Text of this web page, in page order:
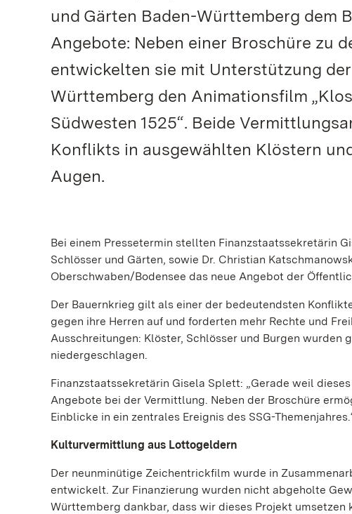
und Gärten Baden-Württemberg dem
Angebote: Neben einer Broschüre zu
entwickelten sie mit Unterstützung
Württemberg den Animationsfilm
Südwesten 1525“. Beide
Konflikts in ausgewählten Klöstern
Augen.
Bei einem Pressetermin stellten Finanzstaatssekretärin
Schlösser und Gärten, sowie Dr. Christian
Oberschwaben/Bodensee das neue Angebot der
Der Bauernkrieg gilt als einer der bedeutendsten
gegen ihre Herren auf und forderten mehr Rechte und
Ausschreitungen: Klöster, Schlösser und Burgen
niedergeschlagen.
Finanzstaatssekretärin Gisela Splett: „Gerade weil
Angebote bei der Vermittlung. Neben der Broschüre
Einblicke in ein zentrales Ereignis des SSG-
Kulturvermittlung aus Lottogeldern
Der neunminütige Zeichentrickfilm wurde in
entwickelt. Zur Finanzierung wurden nicht abgeholte
Württemberg dankbar, dass wir dieses Projekt